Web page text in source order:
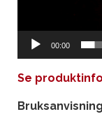
00:00
Se
Bruksanvisning